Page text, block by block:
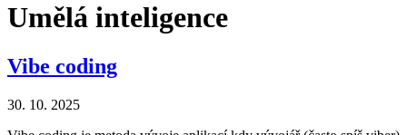
Umělá inteligence
Vibe coding
30. 10. 2025